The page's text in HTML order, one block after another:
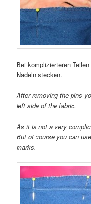
Bei komplizierteren
Nadeln stecken.
After removing the pins
left side of the fabric.
As it is not a very
But of course you can
marks.